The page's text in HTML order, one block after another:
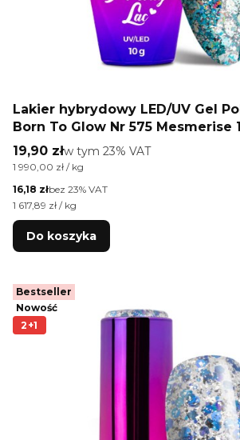
Lakier hybrydowy LED/UV Gel
Born To Glow Nr 575 Mesmerise
Cena brutto
19,90 złw tym %s VAT
w tym 23% VAT
Cena jednostkowa brutto
1 990,00 zł / kg
Cena netto
16,18 złbez 23% VAT
Cena jednostkowa netto
1 617,89 zł / kg
Do koszyka
Bestseller
Nowość
2+1